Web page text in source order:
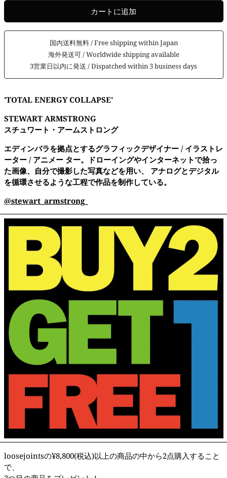
カートに追加
国内送料無料 / Free shipping within Japan
海外発送可 / Worldwide shipping available
3営業日以内に発送 / Dispatched within 3 business days
'TOTAL ENERGY COLLAPSE'
STEWART ARMSTRONG
スチュワート・アームストロング
エディンバラを拠点とするグラフィックデザイナー / イラストレ
ーター / アニメー ター。ドローイングやインターネットで拾っ
た画像、自分で撮影した写真などを用い、 アナログとデジタル
を循環させるような工程で作品を制作している。
@stewart_armstrong_
loosejointsの¥8,800(税込)以上の商品の中から2点購入すること
で、